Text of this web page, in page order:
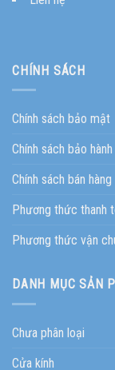
CHÍNH SÁCH
Chính sách bảo mật
Chính sách bảo hành
Chính sách bán hàng
Phương thức thanh
Phương thức vận
DANH MỤC SẢN
Chưa phân loại
Cửa kính